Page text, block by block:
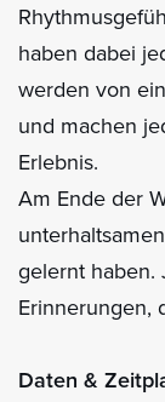
haben dabei
werden von
und machen
Erlebnis.
Am Ende der
gelernt haben.
Erinnerungen,
Daten &